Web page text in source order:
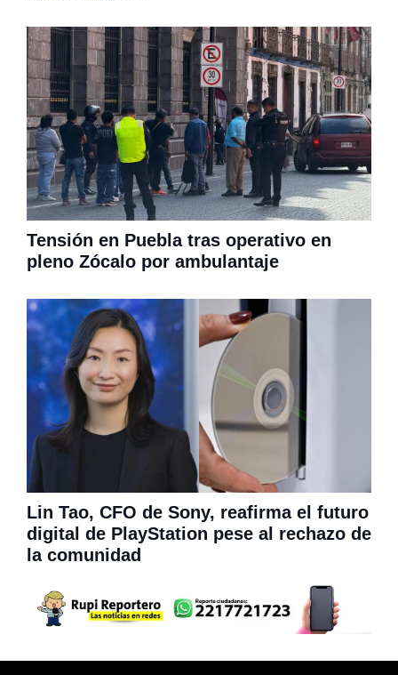
Tensión en Puebla tras operativo en
pleno Zócalo por ambulantaje
Lin Tao, CFO de Sony, reafirma el futuro
digital de PlayStation pese al rechazo de
la comunidad